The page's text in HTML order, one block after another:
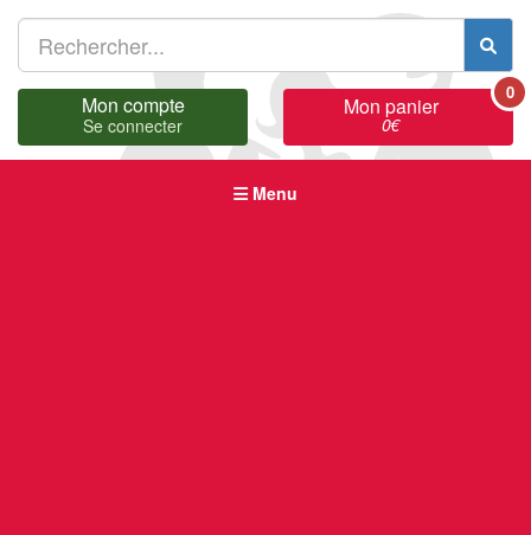
Mon compte
Se connecter
Mon panier
0€
0
Menu